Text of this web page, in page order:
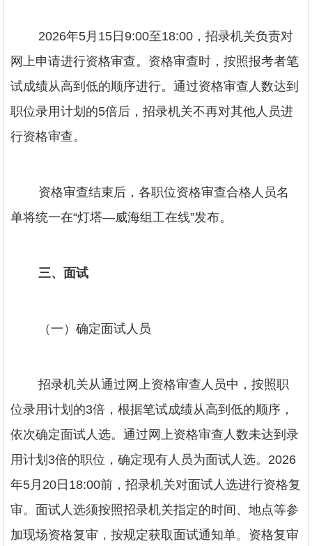
2026年5月15日9:00至18:00，招录机关负责对
网上申请进行资格审查。资格审查时，按照报考者笔
试成绩从高到低的顺序进行。通过资格审查人数达到
职位录用计划的5倍后，招录机关不再对其他人员进
行资格审查。
资格审查结束后，各职位资格审查合格人员名
单将统一在“灯塔—威海组工在线”发布。
三、面试
（一）确定面试人员
招录机关从通过网上资格审查人员中，按照职
位录用计划的3倍，根据笔试成绩从高到低的顺序，
依次确定面试人选。通过网上资格审查人数未达到录
用计划3倍的职位，确定现有人员为面试人选。2026
年5月20日18:00前，招录机关对面试人选进行资格复
审。面试人选须按照招录机关指定的时间、地点等参
加现场资格复审，按规定获取面试通知单。资格复审